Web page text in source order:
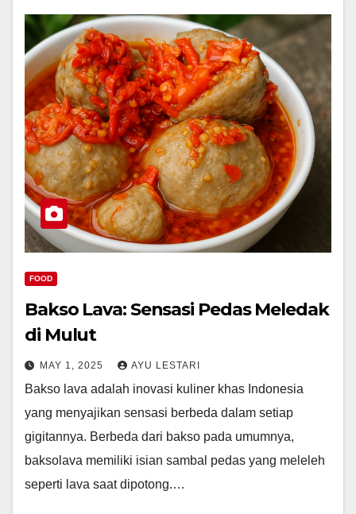
FOOD
Bakso Lava: Sensasi Pedas Meledak
di Mulut
MAY 1, 2025 AYU LESTARI
Bakso lava adalah inovasi kuliner khas Indonesia
yang menyajikan sensasi berbeda dalam setiap
gigitannya. Berbeda dari bakso pada umumnya,
baksolava memiliki isian sambal pedas yang meleleh
seperti lava saat dipotong.…